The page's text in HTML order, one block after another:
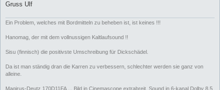
Gruss Ulf
Ein Problem, welches mit Bordmitteln zu beheben ist, ist keines !!!
Hanomag, der mit dem vollnussigen Kaltlaufsound !!
Sisu (finnisch) die positivste Umschreibung für Dickschädel.
Da ist man ständig dran die Karren zu verbessern, schlechter werden sie ganz von
alleine.
Magirus-Deutz 170D11FA ... Bild in Cinemascope extrabreit, Sound in 6-kanal Dolby 8.5